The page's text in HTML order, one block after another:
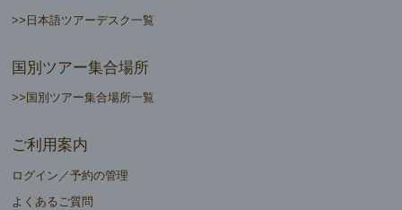
>>日本語ツアーデスク一覧
国別ツアー集合場所
>>国別ツアー集合場所一覧
ご利用案内
ログイン／予約の管理
よくあるご質問